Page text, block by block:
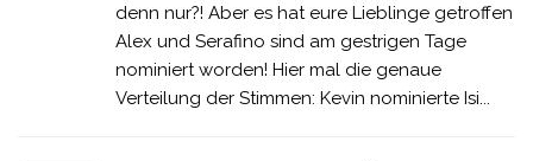
denn nur?! Aber es hat eure Lieblinge getroffen
Alex und Serafino sind am gestrigen Tage
nominiert worden! Hier mal die genaue
Verteilung der Stimmen: Kevin nominierte Isi...